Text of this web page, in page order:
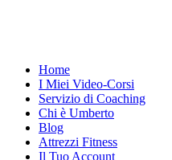
Home
I Miei Video-Corsi
Servizio di Coaching
Chi è Umberto
Blog
Attrezzi Fitness
Il Tuo Account